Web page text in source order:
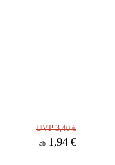
UVP 3,40 €
ab 1,94 €